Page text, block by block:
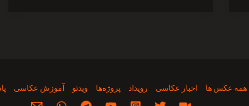
همه عکس ها اخبار عکاسی رویداد پروژه‌‌ها ویدئو آموزش عکاسی